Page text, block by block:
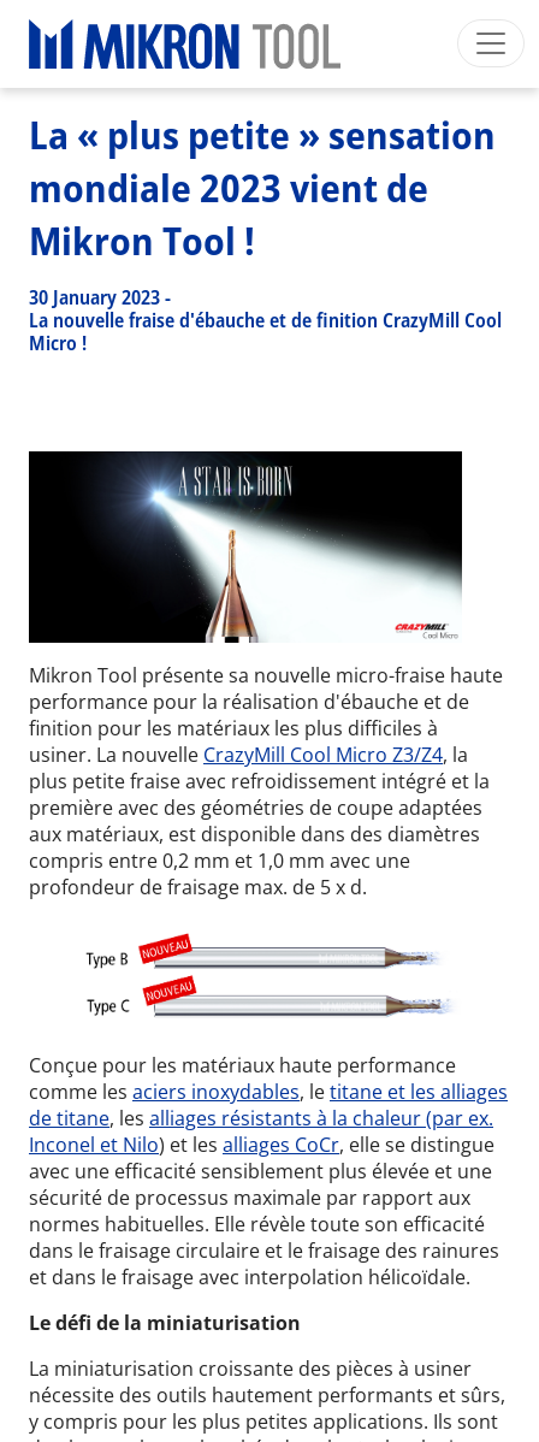
Français Mon Compte Download
Main navigation
SECTEURS INDUSTRIELS
PRODUITS
SERVICES
EXPERTISE
Breadcrumb
HOME > NEWS EVENTS > NEWS >
LA « PLUS PETITE » SENSATION MONDIALE 2023 VIENT DE MIKRON TOOL !
La « plus petite » sensation
mondiale 2023 vient de
Mikron Tool !
30 January 2023-
La nouvelle fraise d'ébauche et de finition CrazyMill Cool
Micro !
Mikron Tool présente sa nouvelle micro-fraise haute
performance pour la réalisation d'ébauche et de
finition pour les matériaux les plus difficiles à
usiner. La nouvelle CrazyMill Cool Micro Z3/Z4, la
plus petite fraise avec refroidissement intégré et la
première avec des géométries de coupe adaptées
aux matériaux, est disponible dans des diamètres
compris entre 0,2 mm et 1,0 mm avec une
profondeur de fraisage max. de 5 x d.
Conçue pour les matériaux haute performance
comme les aciers inoxydables, letitane et les alliages
de titane, les alliages résistants à la chaleur (par ex.
Inconel et Nilo) et les alliages CoCr, elle se distingue
avec une efficacité sensiblement plus élevée et une
sécurité de processus maximale par rapport aux
normes habituelles. Elle révèle toute son efficacité
dans le fraisage circulaire et le fraisage des rainures
et dans le fraisage avec interpolation hélicoïdale.
Le défi de la miniaturisation
La miniaturisation croissante des pièces à usiner
nécessite des outils hautement performants et sûrs,
y compris pour les plus petites applications. Ils sont